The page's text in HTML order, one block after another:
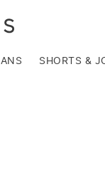
SHORTS &